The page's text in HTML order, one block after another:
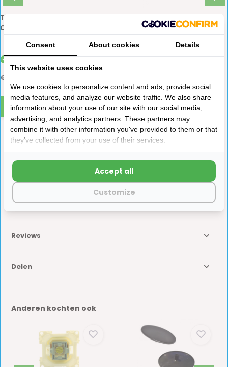
Truma Doseerpomp 12V
Combi Diesel
Op voorraad
€205,95
Wateraansluiting Rood voor
Flex
Op voorraad
Specificaties
Reviews
Delen
Anderen kochten ook
Consent About cookies Details
This website uses cookies
We use cookies to personalize content and ads, provide social
media features, and analyze our website traffic. We also share
information about your use of our site with our social media,
advertising, and analytics partners. These partners may
combine it with other information you've provided to them or that
they've collected from your use of their services.
Customize
Accept all